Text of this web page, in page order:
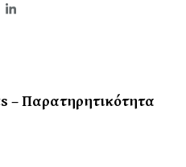
– Παρατηρητικότητα